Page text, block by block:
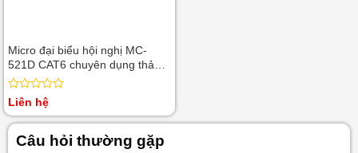
Micro đại biểu hội nghị MC-
521D CAT6 chuyên dụng thảo
luận & hội nghị
Được
hạng
0
Liên hệ
Câu hỏi thường gặp